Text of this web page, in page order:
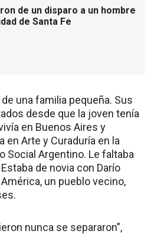
de un disparo a un hombre
de Santa Fe
una familia pequeña. Sus
desde que la joven tenía
en Buenos Aires y
en Arte y Curaduría en la
Social Argentino. Le faltaba
de novia con Darío
un pueblo vecino,
nunca se separaron",